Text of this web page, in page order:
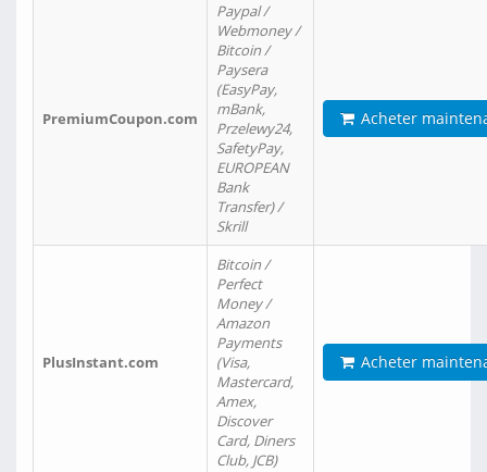
PremiumCoupon.com
Paypal /
Webmoney /
Bitcoin /
Paysera
(EasyPay,
mBank,
Przelewy24,
SafetyPay,
EUROPEAN
Bank
Transfer) /
Skrill
Acheter
PlusInstant.com
Bitcoin /
Perfect
Money /
Amazon
Payments
(Visa,
Mastercard,
Amex,
Discover
Card, Diners
Club, JCB)
Acheter